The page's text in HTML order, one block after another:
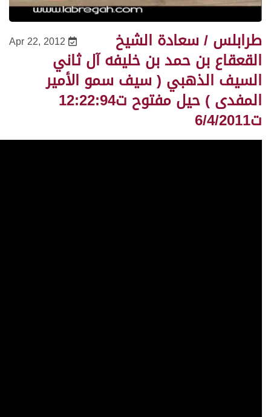
Apr 22, 2012 طرابلس / سعادة الشيخ
القعقاع بن حمد بن خليفه آل ثاني
السيف الذهبي ( سيف سمو الأمير
المفدى ) حيل مفتوح ت12:22:94
ت6/4/2011